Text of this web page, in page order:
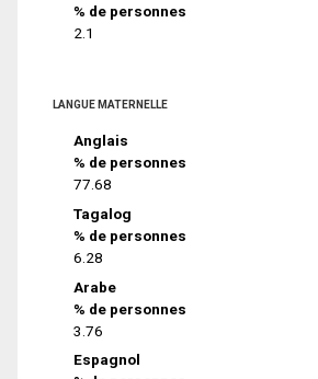
% de personnes
2.1
LANGUE MATERNELLE
Anglais
% de personnes
77.68
Tagalog
% de personnes
6.28
Arabe
% de personnes
3.76
Espagnol